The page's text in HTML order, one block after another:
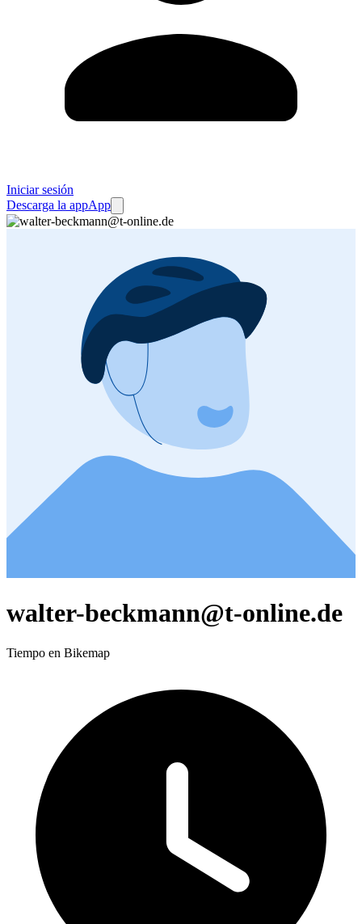
Iniciar sesión
Descarga la appApp
walter-beckmann@t-online.de
Tiempo en Bikemap